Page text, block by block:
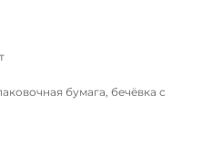
бумага, бечёвка с